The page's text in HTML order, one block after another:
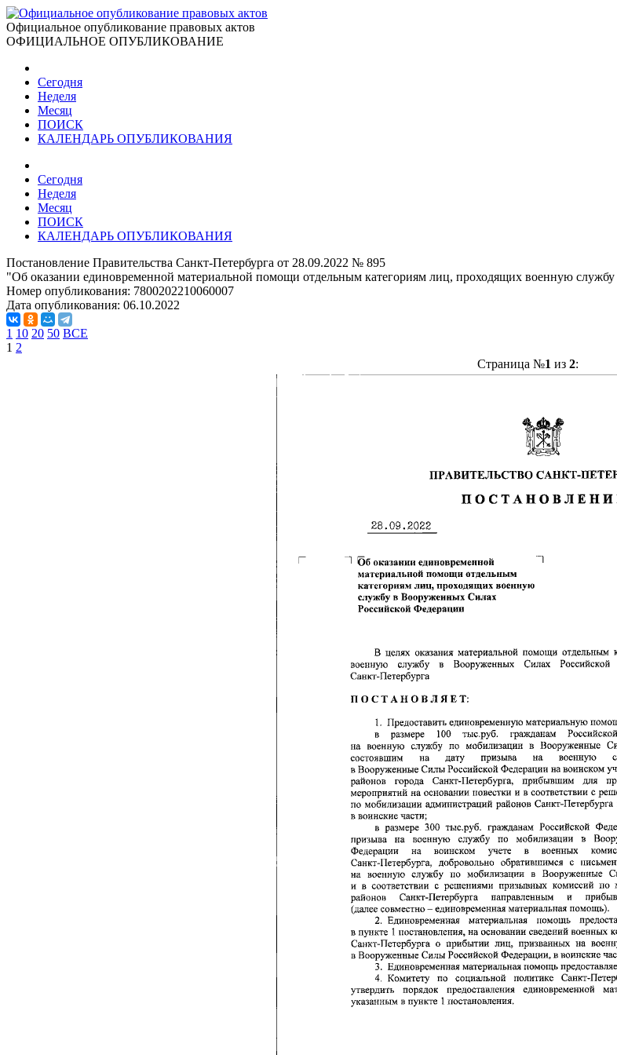
Официальное опубликование правовых актов
ОФИЦИАЛЬНОЕ ОПУБЛИКОВАНИЕ
Сегодня
Неделя
Месяц
ПОИСК
КАЛЕНДАРЬ ОПУБЛИКОВАНИЯ
Сегодня
Неделя
Месяц
ПОИСК
КАЛЕНДАРЬ ОПУБЛИКОВАНИЯ
Постановление Правительства Санкт-Петербурга от 28.09.2022 № 895
"Об оказании единовременной материальной помощи отдельным категориям лиц, проходящих военную
Номер опубликования: 7800202210060007
Дата опубликования: 06.10.2022
1 10 20 50 ВСЕ
1 2
Страница №1 из 2: